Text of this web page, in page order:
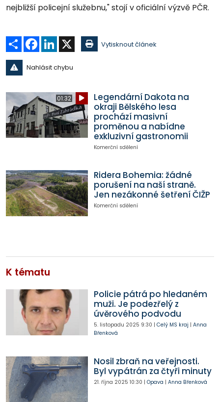
nejbližší policejní služebnu," stojí v oficiální výzvě PČR.
Sdílet Facebook
LinkedIn Vytisknout článek
Nahlásit chybu
01:32
Legendární Dakota na
okraji Bělského lesa
prochází masivní
proměnou a nabídne
exkluzivní gastronomii
Komerční sdělení
Ridera Bohemia: žádné
porušení na naší straně.
Jen nezákonné šetření ČIŽP
Komerční sdělení
K tématu
Policie pátrá po hledaném
muži. Je podezřelý z
úvěrového podvodu
5. listopadu 2025 9:30 | Celý MS kraj | Anna
Břenková
Nosil zbraň na veřejnosti.
Byl vypátrán za čtyři minuty
21. října 2025 10:30 | Opava | Anna Břenková